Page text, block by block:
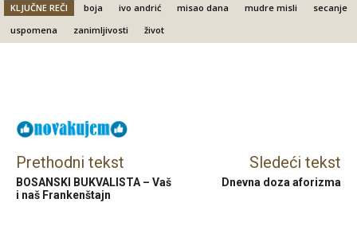
KLJUČNE REČI boja ivo andrić misao dana mudre misli
secanje
uspomena
zanimljivosti život
Prethodni tekst
BOSANSKI BUKVALISTA – Vaš
i naš Frankenštajn
Sledeći tekst
Dnevna doza aforizma